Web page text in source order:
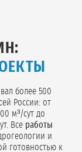
более 500
России: от
м³/сут до
Все работы
и
готовностью к